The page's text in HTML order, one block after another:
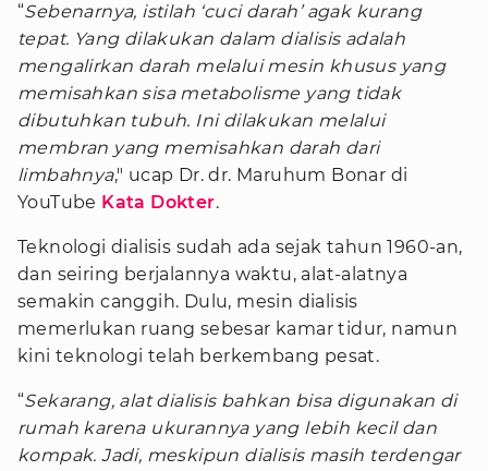
“Sebenarnya, istilah ‘cuci darah’ agak kurang
tepat. Yang dilakukan dalam dialisis adalah
mengalirkan darah melalui mesin khusus yang
memisahkan sisa metabolisme yang tidak
dibutuhkan tubuh. Ini dilakukan melalui
membran yang memisahkan darah dari
limbahnya," ucap Dr. dr. Maruhum Bonar di
YouTube Kata Dokter.
Teknologi dialisis sudah ada sejak tahun 1960-an,
dan seiring berjalannya waktu, alat-alatnya
semakin canggih. Dulu, mesin dialisis
memerlukan ruang sebesar kamar tidur, namun
kini teknologi telah berkembang pesat.
“Sekarang, alat dialisis bahkan bisa digunakan di
rumah karena ukurannya yang lebih kecil dan
kompak. Jadi, meskipun dialisis masih terdengar